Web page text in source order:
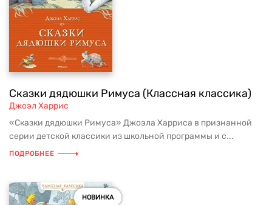
Сказки дядюшки Римуса (Классная классика)
Джоэл Харрис
«Сказки дядюшки Римуса» Джоэла Харриса в признанной
серии детской классики из школьной программы и с...
ПОДРОБНЕЕ
НОВИНКА